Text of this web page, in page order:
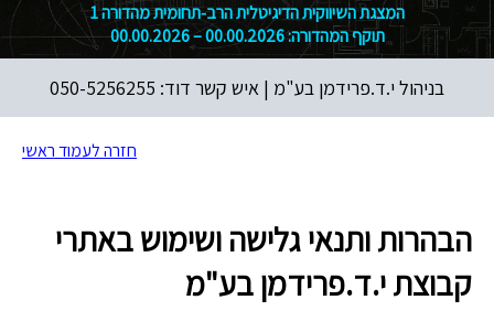
המצגת השיווקית הדיגיטלית הרב‑תחומית מהדורה 1
תוקף המהדורה: 00.00.2026 – 00.00.2026
בניהול י.ד.פרידמן בע"מ | איש קשר דוד: 050-5256255
חזרה לעמוד ראשי
הבהרות ותנאי גלישה ושימוש באתרי
קבוצת י.ד.פרידמן בע"מ